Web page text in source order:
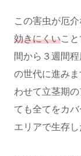
この害虫が厄
効きにくいこ
間から３週間
の世代に進み
わせて立茎期
ても全てをカ
エリアで生存